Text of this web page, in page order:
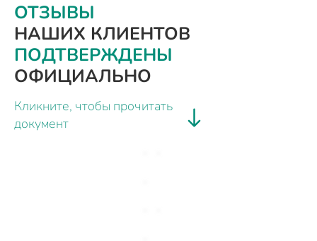
ОТЗЫВЫ
НАШИХ КЛИЕНТОВ
ПОДТВЕРЖДЕНЫ
ОФИЦИАЛЬНО
Кликните, чтобы прочитать
документ